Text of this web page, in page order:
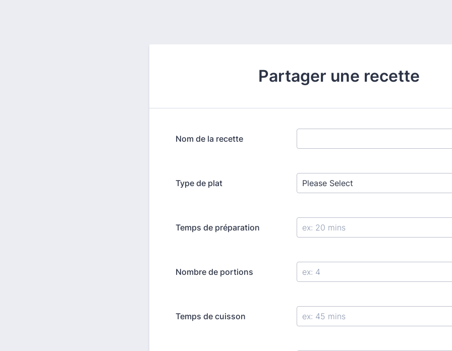
Partager une recette
Nom de la recette
Type de plat
Temps de préparation
Nombre de portions
Temps de cuisson